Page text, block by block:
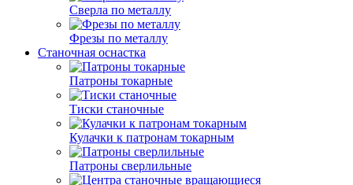
Сверла по металлу
Фрезы по металлу
Станочная оснастка
Патроны токарные
Тиски станочные
Кулачки к патронам токарным
Патроны сверлильные